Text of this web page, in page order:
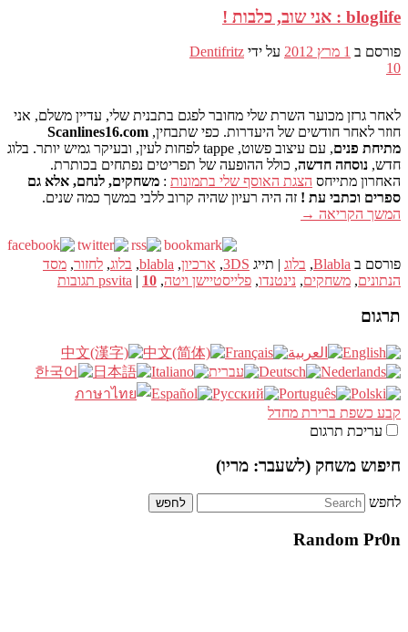
bloglife : אני שוב, כלבות !
פורסם ב 1 מרץ 2012 על ידי Dentifritz
10
לאחר גרזן מכוער השרת שלי מחובר לפגם בתבנית שלי, עדיין משלם, אני
חוזר לאחר חודשים של היעדרות. כפי שתבחין, Scanlines16.com
מתיחת פנים
, עם עיצוב פשוט, tappe לפחות לעין, ובעיקר גמיש יותר. בלוג
חדש, נוסחה חדשה, כולל ההופעה של תפריטים נפתחים בכותרת.
האחרון מתייחס הצגת האוסף שלי בתמונות : משחקים, לנחם, אלא גם
ספרים וכתבי עת ! זה היה רעיון שהיה קרוב ללבי במשך כמה שנים.
המשך הקריאה →
פורסם ב Blabla
, בלוג | תייג 3DS
, ארכיון,
blabla
, בלוג, לחזור, מסד
הנתונים, משחקים, נינטנדו, פלייסטיישן ויטה,
psvita | 10 תגובות
תרגום
קבע כשפת ברירת מחדל
עריכת תרגום
חיפוש משחק (לשעבר: מריו)
לחפש
Random Pr0n